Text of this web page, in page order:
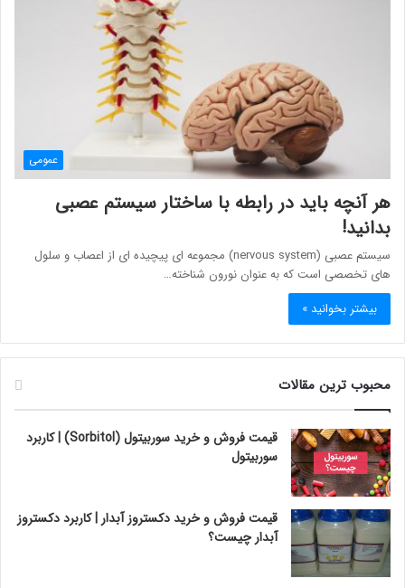
عمومی
هر آنچه باید در رابطه با ساختار سیستم عصبی
بدانید!
سیستم عصبی (nervous system) مجموعه ای پیچیده ای از اعصاب و سلول
های تخصصی است که به عنوان نورون شناخته…
بیشتر بخوانید »
محبوب ترین مقالات
قیمت فروش و خرید سوربیتول (Sorbitol) | کاربرد
سوربیتول
قیمت فروش و خرید دکستروز آبدار | کاربرد دکستروز
آبدار چیست؟